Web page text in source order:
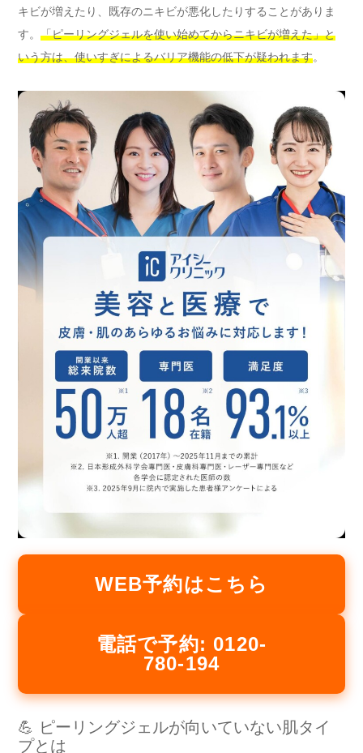
キビが増えたり、既存のニキビが悪化したりすることがありま
す。 「ピーリングジェルを使い始めてからニキビが増えた」と
いう方は、使いすぎによるバリア機能の低下が疑われます。
WEB予約はこちら
電話で予約: 0120-
780-194
💪 ピーリングジェルが向いていない肌タイ
プとは